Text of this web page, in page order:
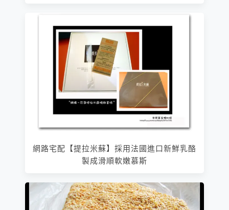
網路宅配【提拉米蘇】採用法國進口新鮮乳酪
製成滑順軟嫩慕斯